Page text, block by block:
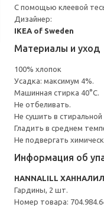
С помощью клеевой
Дизайнер:
IKEA of Sweden
Материалы и уход
100% хлопок
Усадка: максимум 4%.
Машинная стирка 40°С.
Не отбеливать.
Не сушить в
Гладить в среднем
Не подвергать
Информация об
HANNALILL
Гардины, 2 шт.
Номер товара: